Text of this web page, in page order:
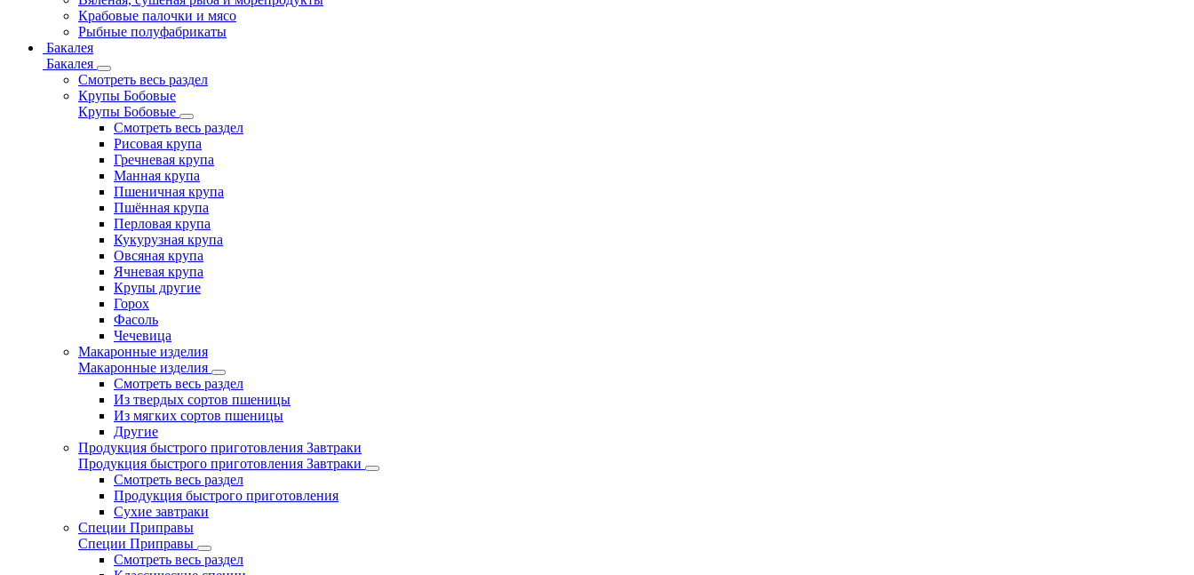
Крабовые палочки и мясо
Рыбные полуфабрикаты
Бакалея
Бакалея
Смотреть весь раздел
Крупы Бобовые
Крупы Бобовые
Смотреть весь раздел
Рисовая крупа
Гречневая крупа
Манная крупа
Пшеничная крупа
Пшённая крупа
Перловая крупа
Кукурузная крупа
Овсяная крупа
Ячневая крупа
Крупы другие
Горох
Фасоль
Чечевица
Макаронные изделия
Макаронные изделия
Смотреть весь раздел
Из твердых сортов пшеницы
Из мягких сортов пшеницы
Другие
Продукция быстрого приготовления Завтраки
Продукция быстрого приготовления Завтраки
Смотреть весь раздел
Продукция быстрого приготовления
Сухие завтраки
Специи Приправы
Специи Приправы
Смотреть весь раздел